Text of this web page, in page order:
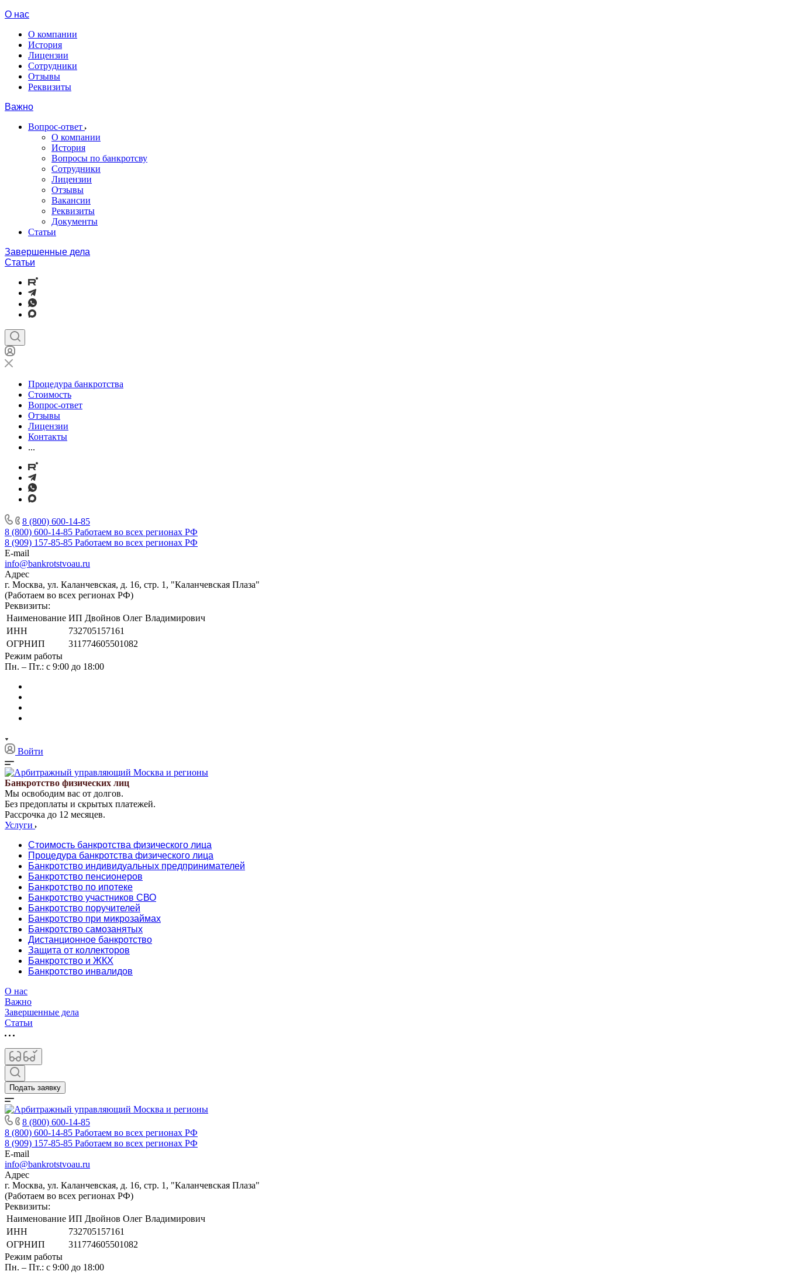
О нас
О компании
История
Лицензии
Сотрудники
Отзывы
Реквизиты
Важно
Вопрос-ответ
О компании
История
Вопросы по банкротсву
Сотрудники
Лицензии
Отзывы
Вакансии
Реквизиты
Документы
Статьи
Завершенные дела
Статьи
Процедура банкротства
Стоимость
Вопрос-ответ
Отзывы
Лицензии
Контакты
...
8 (800) 600-14-85
8 (800) 600-14-85 Работаем во всех регионах РФ
8 (909) 157-85-85 Работаем во всех регионах РФ
E-mail
info@bankrotstvoau.ru
Адрес
г. Москва, ул. Каланчевская, д. 16, стр. 1, "Каланчевская Плаза"
(Работаем во всех регионах РФ)
Реквизиты:
Наименование ИП Двойнов Олег Владимирович
ИНН
732705157161
ОГРНИП
311774605501082
Режим работы
Пн. – Пт.: с 9:00 до 18:00
Войти
Банкротство физических лиц
Мы освободим вас от долгов.
Без предоплаты и скрытых платежей.
Рассрочка до 12 месяцев.
Услуги
Стоимость банкротства физического лица
Процедура банкротства физического лица
Банкротство индивидуальных предпринимателей
Банкротство пенсионеров
Банкротство по ипотеке
Банкротство участников СВО
Банкротство поручителей
Банкротство при микрозаймах
Банкротство самозанятых
Дистанционное банкротство
Защита от коллекторов
Банкротство и ЖКХ
Банкротство инвалидов
О нас
Важно
Завершенные дела
Статьи
Подать заявку
8 (800) 600-14-85
8 (800) 600-14-85 Работаем во всех регионах РФ
8 (909) 157-85-85 Работаем во всех регионах РФ
E-mail
info@bankrotstvoau.ru
Адрес
г. Москва, ул. Каланчевская, д. 16, стр. 1, "Каланчевская Плаза"
(Работаем во всех регионах РФ)
Реквизиты:
Наименование ИП Двойнов Олег Владимирович
ИНН
732705157161
ОГРНИП
311774605501082
Режим работы
Пн. – Пт.: с 9:00 до 18:00